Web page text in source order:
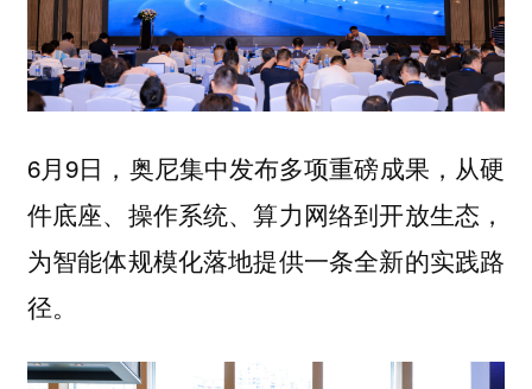
6月9日，奥尼集中发布多项重磅成果，从硬
件底座、操作系统、算力网络到开放生态，
为智能体规模化落地提供一条全新的实践路
径。